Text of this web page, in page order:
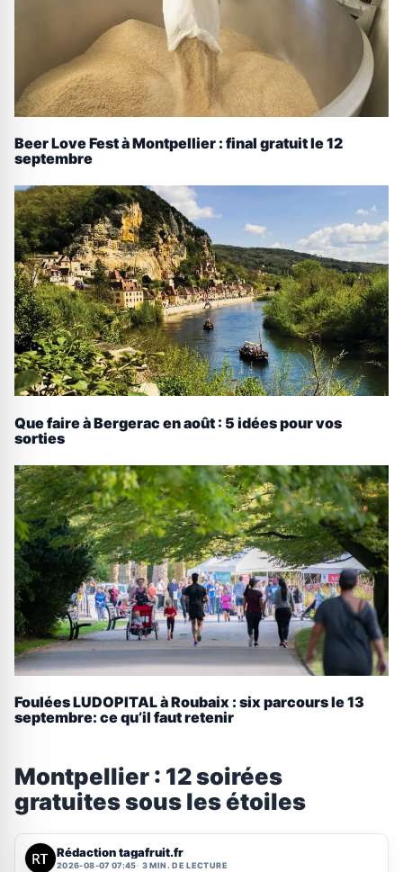
Beer Love Fest à Montpellier : final gratuit le 12
septembre
Que faire à Bergerac en août : 5 idées pour vos
sorties
Foulées LUDOPITAL à Roubaix : six parcours le 13
septembre: ce qu’il faut retenir
Montpellier : 12 soirées
gratuites sous les étoiles
Rédaction tagafruit.fr
2026-08-07 07:45 3 MIN. DE LECTURE